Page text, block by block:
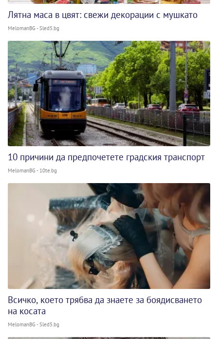
Лятна маса в цвят: свежи декорации с мушкато
MelomanBG - Sled5.bg
10 причини да предпочетете градския транспорт
MelomanBG - 10te.bg
Всичко, което трябва да знаете за боядисването
на косата
MelomanBG - Sled5.bg